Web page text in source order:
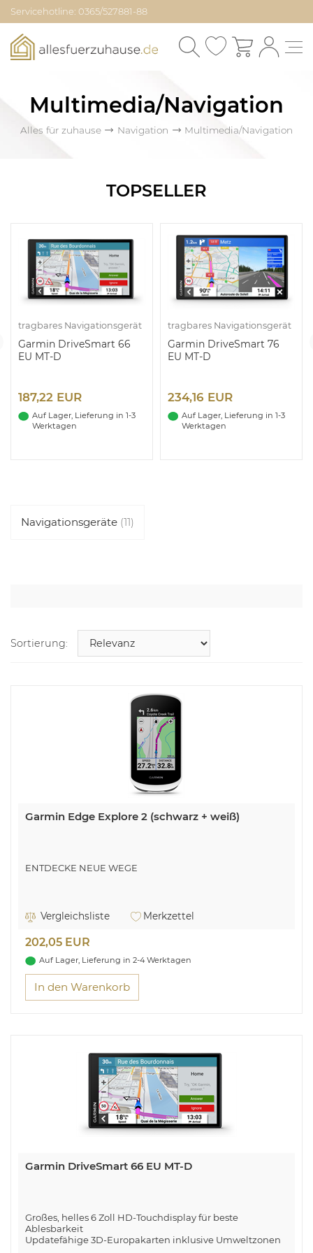
Servicehotline: 0365/527881-88
Multimedia/Navigation
Alles für zuhause Navigation Multimedia/Navigation
TOPSELLER
tragbares Navigationsgerät
Garmin DriveSmart 66
EU MT-D
187,22 EUR
Auf Lager, Lieferung in 1-3
Werktagen
tragbares Navigationsgerät
Garmin DriveSmart 76
EU MT-D
234,16 EUR
Auf Lager, Lieferung in 1-3
Werktagen
Navigationsgeräte (11)
Sortierung:
Garmin Edge Explore 2 (schwarz + weiß)
ENTDECKE NEUE WEGE
Vergleichsliste Merkzettel
202,05 EUR
Auf Lager, Lieferung in 2-4 Werktagen
In den Warenkorb
Garmin DriveSmart 66 EU MT-D
Großes, helles 6 Zoll HD-Touchdisplay für beste
Ablesbarkeit
Updatefähige 3D-Europakarten inklusive Umweltzonen